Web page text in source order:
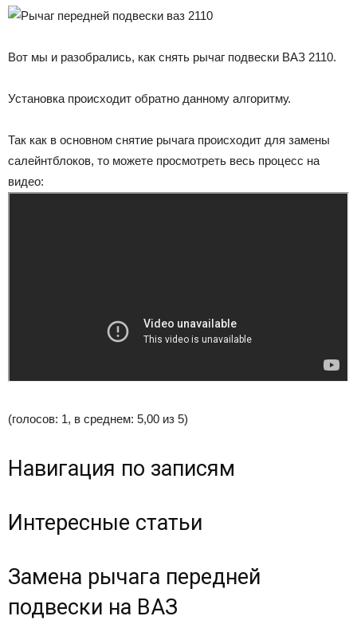
Вот мы и разобрались, как снять рычаг подвески ВАЗ 2110.
Установка происходит обратно данному алгоритму.
Так как в основном снятие рычага происходит для замены
салейнтблоков, то можете просмотреть весь процесс на
видео:
(голосов: 1, в среднем: 5,00 из 5)
Навигация по записям
Интересные статьи
Замена рычага передней
подвески на ВАЗ